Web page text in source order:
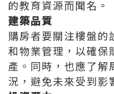
的教育資源而聞名。
建築品質
購房者要關注樓盤的
和物業管理，以確保
產。同時，也應了解
況，避免未來受到影